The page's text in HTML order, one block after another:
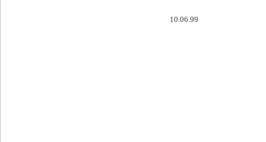
10.06.99